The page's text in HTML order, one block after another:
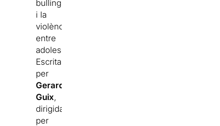
bulling
i la
violència
entre
adolescents.
Escrita
per
Gerard
Guix,
dirigida
per